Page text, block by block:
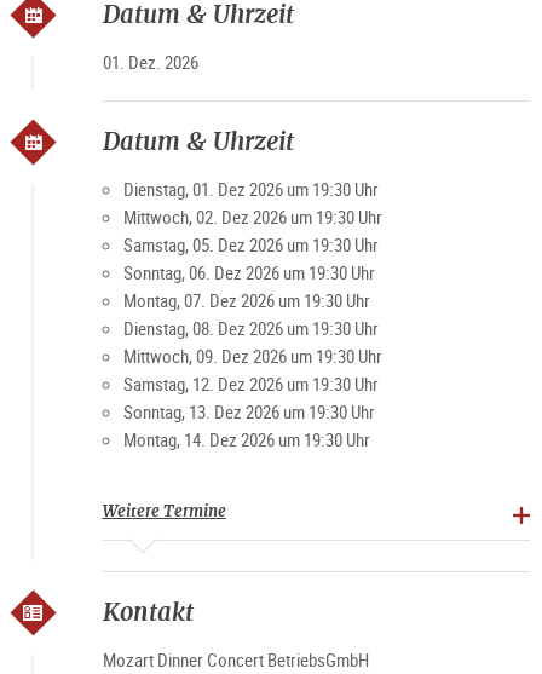
Datum & Uhrzeit
01. Dez. 2026
Datum & Uhrzeit
Dienstag, 01. Dez 2026 um 19:30 Uhr
Mittwoch, 02. Dez 2026 um 19:30 Uhr
Samstag, 05. Dez 2026 um 19:30 Uhr
Sonntag, 06. Dez 2026 um 19:30 Uhr
Montag, 07. Dez 2026 um 19:30 Uhr
Dienstag, 08. Dez 2026 um 19:30 Uhr
Mittwoch, 09. Dez 2026 um 19:30 Uhr
Samstag, 12. Dez 2026 um 19:30 Uhr
Sonntag, 13. Dez 2026 um 19:30 Uhr
Montag, 14. Dez 2026 um 19:30 Uhr
Weitere Termine
Kontakt
Mozart Dinner Concert BetriebsGmbH